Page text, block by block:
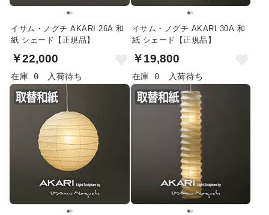
イサム・ノグチ AKARI 26A 和
紙 シェード【正規品】
￥22,000
在庫 0 入荷待ち
イサム・ノグチ AKARI 30A 和
紙 シェード【正規品】
￥19,800
在庫 0 入荷待ち